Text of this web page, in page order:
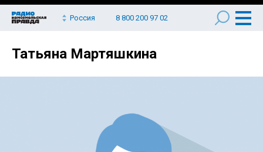
Россия 8 800 200 97 02
Татьяна Мартяшкина